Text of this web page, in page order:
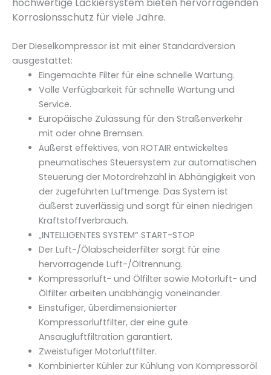
g
hochwertige Lackiersystem bieten hervorragenden
Korrosionsschutz für viele Jahre.
Der Dieselkompressor ist mit einer Standardversion
ausgestattet:
Eingemachte Filter für eine schnelle Wartung.
Volle Verfügbarkeit für schnelle Wartung und
Service.
Europäische Zulassung für den Straßenverkehr
mit oder ohne Bremsen.
Äußerst effektives, von ROTAIR entwickeltes
pneumatisches Steuersystem zur automatischen
Steuerung der Motordrehzahl in Abhängigkeit von
der zugeführten Luftmenge. Das System ist
äußerst zuverlässig und sorgt für einen niedrigen
Kraftstoffverbrauch.
„INTELLIGENTES SYSTEM“ START-STOP
Der Luft-/Ölabscheiderfilter sorgt für eine
hervorragende Luft-/Öltrennung.
Kompressorluft- und Ölfilter sowie Motorluft- und
Ölfilter arbeiten unabhängig voneinander.
Einstufiger, überdimensionierter
Kompressorluftfilter, der eine gute
Ansaugluftfiltration garantiert.
Zweistufiger Motorluftfilter.
Kombinierter Kühler zur Kühlung von Kompressoröl